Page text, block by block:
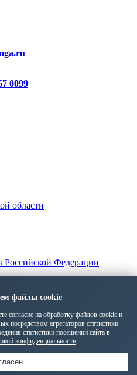
0099
области
Российской Федерации
палаты адвокатов
данных
файлы cookie
согласие на обработку файлов cookie и
посредством агрегаторов статистики
статистики посещений сайта в
конфиденциальности